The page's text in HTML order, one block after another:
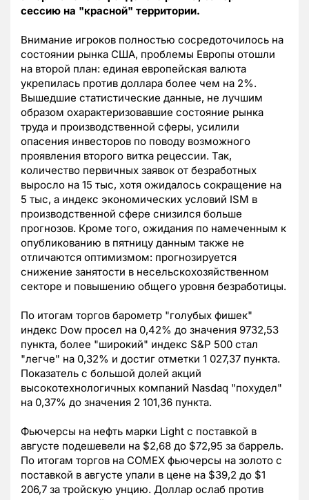
сессию на "красной" территории.
Внимание игроков полностью сосредоточилось на
состоянии рынка США, проблемы Европы отошли
на второй план: единая европейская валюта
укрепилась против доллара более чем на 2%.
Вышедшие статистические данные, не лучшим
образом охарактеризовавшие состояние рынка
труда и производственной сферы, усилили
опасения инвесторов по поводу возможного
проявления второго витка рецессии. Так,
количество первичных заявок от безработных
выросло на 15 тыс, хотя ожидалось сокращение на
5 тыс, а индекс экономических условий ISM в
производственной сфере снизился больше
прогнозов. Кроме того, ожидания по намеченным к
опубликованию в пятницу данным также не
отличаются оптимизмом: прогнозируется
снижение занятости в несельскохозяйственном
секторе и повышению общего уровня безработицы.
По итогам торгов барометр "голубых фишек"
индекс Dow просел на 0,42% до значения 9732,53
пункта, более "широкий" индекс S&P 500 стал
"легче" на 0,32% и достиг отметки 1 027,37 пункта.
Показатель с большой долей акций
высокотехнологичных компаний Nasdaq "похудел"
на 0,37% до значения 2 101,36 пункта.
Фьючерсы на нефть марки Light с поставкой в
августе подешевели на $2,68 до $72,95 за баррель.
По итогам торгов на COMEX фьючерсы на золото с
поставкой в августе упали в цене на $39,2 до $1
206,7 за тройскую унцию. Доллар ослаб против